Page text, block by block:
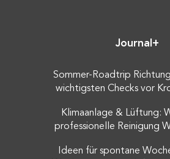
Journal+
Sommer-Roadtrip
wichtigsten Checks vor
Klimaanlage & Lüftung:
professionelle Reinigung
Ideen für spontane